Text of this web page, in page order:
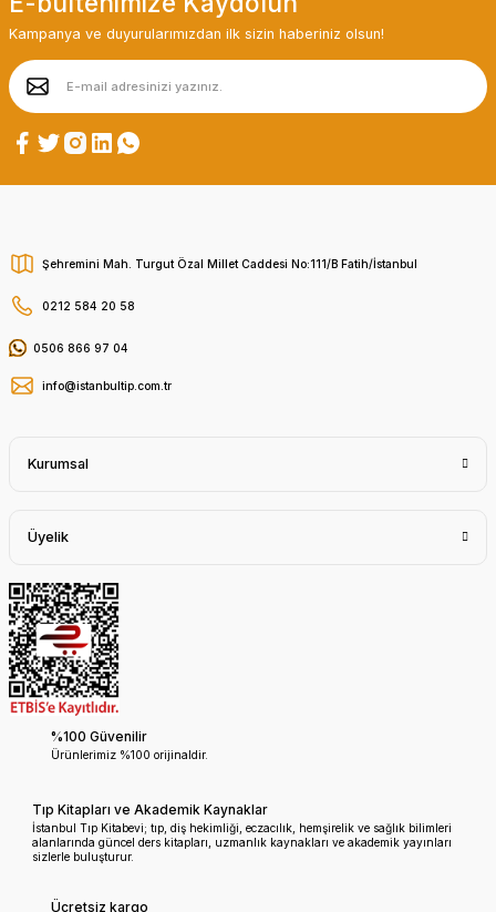
Kampanya ve duyurularımızdan ilk sizin haberiniz olsun!
Şehremini Mah. Turgut Özal Millet Caddesi No:111/B Fatih/İstanbul
0212 584 20 58
0506 866 97 04
info@istanbultip.com.tr
Kurumsal
Üyelik
%100 Güvenilir
Ürünlerimiz %100 orijinaldir.
Tıp Kitapları ve Akademik Kaynaklar
İstanbul Tıp Kitabevi; tıp, diş hekimliği, eczacılık, hemşirelik ve sağlık bilimleri
alanlarında güncel ders kitapları, uzmanlık kaynakları ve akademik yayınları
sizlerle buluşturur.
Ücretsiz kargo